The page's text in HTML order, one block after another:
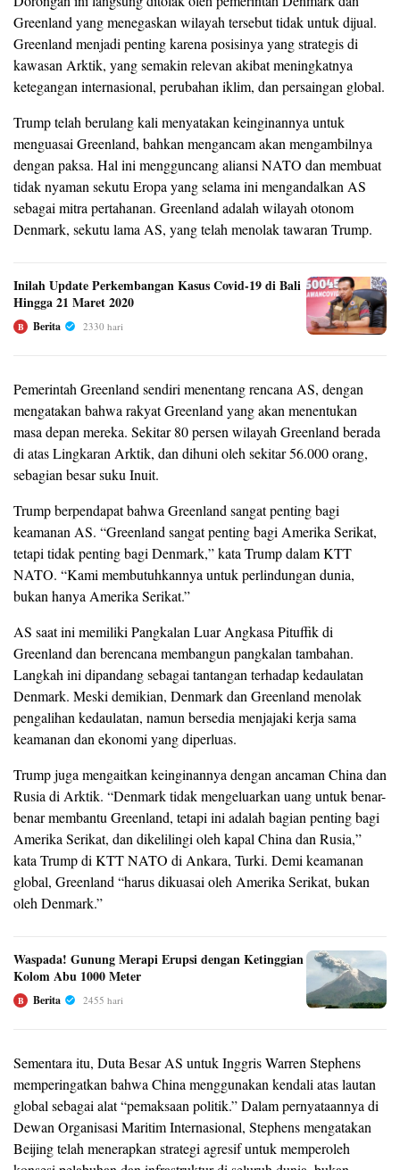
Greenland yang menegaskan wilayah tersebut tidak untuk dijual.
Greenland menjadi penting karena posisinya yang strategis di
kawasan Arktik, yang semakin relevan akibat meningkatnya
ketegangan internasional, perubahan iklim, dan persaingan global.
Trump telah berulang kali menyatakan keinginannya untuk
menguasai Greenland, bahkan mengancam akan mengambilnya
dengan paksa. Hal ini mengguncang aliansi NATO dan membuat
tidak nyaman sekutu Eropa yang selama ini mengandalkan AS
sebagai mitra pertahanan. Greenland adalah wilayah otonom
Denmark, sekutu lama AS, yang telah menolak tawaran Trump.
Inilah Update Perkembangan Kasus Covid-19 di Bali
Hingga 21 Maret 2020
B Berita 2330 hari
Pemerintah Greenland sendiri menentang rencana AS, dengan
mengatakan bahwa rakyat Greenland yang akan menentukan
masa depan mereka. Sekitar 80 persen wilayah Greenland berada
di atas Lingkaran Arktik, dan dihuni oleh sekitar 56.000 orang,
sebagian besar suku Inuit.
Trump berpendapat bahwa Greenland sangat penting bagi
keamanan AS. “Greenland sangat penting bagi Amerika Serikat,
tetapi tidak penting bagi Denmark,” kata Trump dalam KTT
NATO. “Kami membutuhkannya untuk perlindungan dunia,
bukan hanya Amerika Serikat.”
AS saat ini memiliki Pangkalan Luar Angkasa Pituffik di
Greenland dan berencana membangun pangkalan tambahan.
Langkah ini dipandang sebagai tantangan terhadap kedaulatan
Denmark. Meski demikian, Denmark dan Greenland menolak
pengalihan kedaulatan, namun bersedia menjajaki kerja sama
keamanan dan ekonomi yang diperluas.
Trump juga mengaitkan keinginannya dengan ancaman China dan
Rusia di Arktik. “Denmark tidak mengeluarkan uang untuk benar-
benar membantu Greenland, tetapi ini adalah bagian penting bagi
Amerika Serikat, dan dikelilingi oleh kapal China dan Rusia,”
kata Trump di KTT NATO di Ankara, Turki. Demi keamanan
global, Greenland “harus dikuasai oleh Amerika Serikat, bukan
oleh Denmark.”
Waspada! Gunung Merapi Erupsi dengan Ketinggian
Kolom Abu 1000 Meter
B Berita 2455 hari
Sementara itu, Duta Besar AS untuk Inggris Warren Stephens
memperingatkan bahwa China menggunakan kendali atas lautan
global sebagai alat “pemaksaan politik.” Dalam pernyataannya di
Dewan Organisasi Maritim Internasional, Stephens mengatakan
Beijing telah menerapkan strategi agresif untuk memperoleh